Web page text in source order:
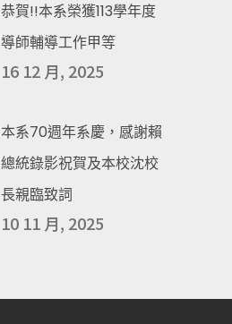
恭賀!!本系榮獲113學年度
導師輔導工作甲等
16 12 月, 2025
本系70週年系慶，感謝賴
總統錄影祝賀及本校沈校
長親臨致詞
10 11 月, 2025